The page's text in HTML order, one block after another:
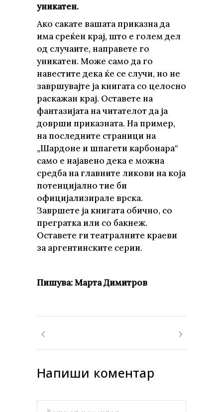
уникатен.
Ако сакате вашата приказна да
има среќен крај, што е голем дел
од случаите, направете го
уникатен. Може само да го
навестите дека ќе се случи, но не
завршувајте ја книгата со целосно
раскажан крај. Оставете на
фантазијата на читателот да ја
доврши приказната. На пример,
на последните страници на
„Шардоне и шпагети карбонара“
само е најавено дека е можна
средба на главните ликови на која
потенцијално тие би
официјализирале врска.
Завршете ја книгата обично, со
прегратка или со бакнеж.
Оставете ги театралните краеви
за аргентинските серии.
Пишува: Марта Димитров
Напиши коментар